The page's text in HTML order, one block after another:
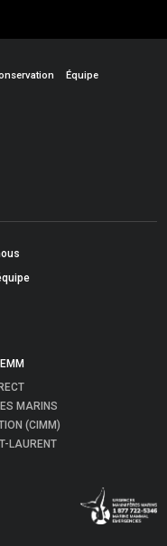
Équipe
MARINS
(CIMM)
LAURENT